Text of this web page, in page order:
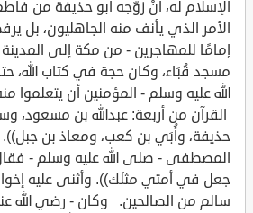
الإسلام له، أنْ زوَّجه أبو حذيفة من
الأمر الذي يأنف منه الجاهليون، بل
إمامًا للمهاجرين - من مكة إلى
مسجد قُبَاء، وكان حجة في كتاب الله،
الله عليه وسلم - المؤمنين أن يتعلموا
القرآن من أربعة: عبدالله بن مسعود،
حذيفة، وأُبَي بن كعب، ومعاذ بن
المصطفى - صلى الله عليه وسلم -
جعل في أمتي مثلَك)). وأثنى عليه
سالم من الصالحين. وكان - رضي الله